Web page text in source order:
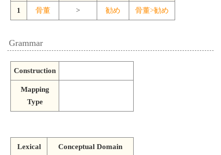
1 骨董 > 勧め 骨董>勧め
Grammar
Construction
Mapping
Type
Lexical
Conceptual Domain